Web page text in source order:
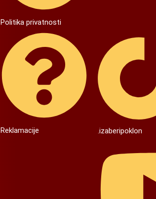
Politika privatnosti
Reklamacije .izaberipoklon